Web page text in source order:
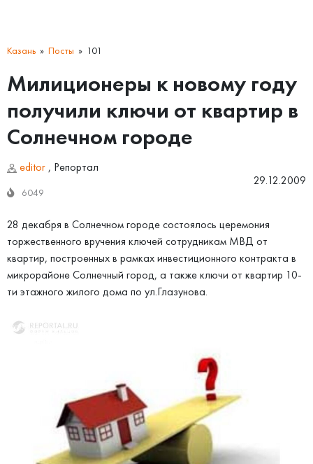
Казань Посты 101
Милиционеры к новому году
получили ключи от квартир в
Солнечном городе
editor , Репортал
29.12.2009
6049
28 декабря в Солнечном городе состоялось церемония
торжественного вручения ключей сотрудникам МВД от
квартир, построенных в рамках инвестиционного контракта в
микрорайоне Солнечный город, а также ключи от квартир 10-
ти этажного жилого дома по ул.Глазунова.